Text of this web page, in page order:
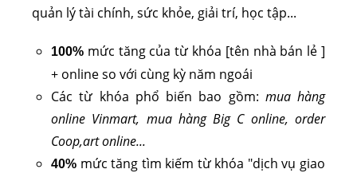
quản lý tài chính, sức khỏe, giải trí, học tập...
100% mức tăng của từ khóa [tên nhà bán lẻ ]
+ online so với cùng kỳ năm ngoái
Các từ khóa phổ biến bao gồm: mua hàng
online Vinmart, mua hàng Big C online, order
Coop,art online...
40% mức tăng tìm kiếm từ khóa "dịch vụ giao